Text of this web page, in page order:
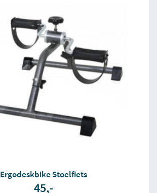
Ergodeskbike Stoelfiets
45,-